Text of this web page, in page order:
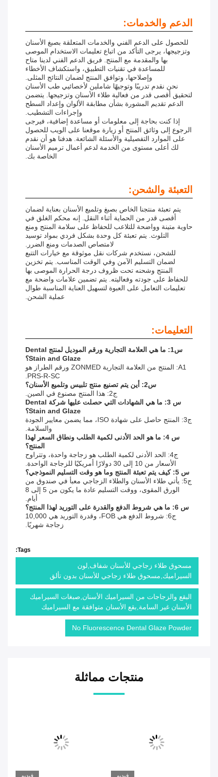
الدعم والخدمات:
للحصول على الدعم الفني والخدمات المتعلقة بصبغ الأسنان
وتزجيجها، يرجى التأكد من اتباع تعليمات الاستخدام الموصى
بها والمقدمة مع المنتج. فريق الدعم الفني لدينا متاح
للمساعدة في تقنيات التطبيق، واستكشاف الأخطاء
وإصلاحها، وتوافق المنتج لضمان النتائج المثلى.
نحن نقدم تدريبًا وتوجيهًا شاملين لأخصائيي طب الأسنان
لتحقيق أقصى قدر من فعالية طلاء الأسنان وتزجيجها. يتضمن
الدعم تقديم المشورة بشأن مطابقة الألوان وإعداد السطح
وإجراءات التشطيب.
إذا كنت بحاجة إلى معلومات أو مساعدة إضافية، فيرجى
الرجوع إلى وثائق المنتج أو زيارة موقعنا على الويب للحصول
على الموارد التفصيلية والأسئلة الشائعة. هدفنا هو أن نقدم
لك أعلى مستوى من الخدمة لدعم أعمال ترميم الأسنان
الخاصة بك.
التعبئة والشحن:
يتم تعبئة منتجنا الخاص بصبغ وتلميع الأسنان بعناية لضمان
أقصى قدر من الحماية أثناء النقل. إنه محكم الغلق في
حاوية متينة وواضحة للتلاعب للحفاظ على سلامة المنتج ومنع
التلوث. يتم تعبئة كل وحدة بشكل فردي بمواد توسيد
لامتصاص الصدمات ومنع الضرر.
للشحن، نستخدم شركات نقل موثوقة مع خيارات التتبع
لضمان التسليم الآمن وفي الوقت المناسب. يتم تخزين
المنتج وشحنه تحت ظروف درجة الحرارة الموصى بها
للحفاظ على جودته وفعاليته. يتم تضمين علامات واضحة مع
تعليمات التعامل على العبوة لتسهيل العناية المناسبة طوال
عملية الشحن.
التعليمات:
س1: ما هي العلامة التجارية ورقم الموديل لمنتج Dental
Stain and Glaze؟
A1: المنتج من العلامة التجارية ZONMED ورقم الطراز هو
PRS-R-SC.
س2: أين يتم تصنيع منتج تلبيس وتلميع الأسنان؟
ج2: هذا المنتج مصنوع في الصين.
س 3: ما هي الشهادات التي حصلت عليها شركة Dental
Stain and Glaze؟
ج3: المنتج حاصل على شهادة ISO، مما يضمن معايير الجودة
والسلامة.
س 4: ما هو الحد الأدنى لكمية الطلب ونطاق السعر لهذا
المنتج؟
ج4: الحد الأدنى لكمية الطلب هو زجاجة واحدة، وتتراوح
الأسعار من 10 إلى 30 دولارًا أمريكيًا للزجاجة الواحدة.
س 5: كيف يتم تعبئة المنتج وما هو وقت التسليم النموذجي؟
ج5: يأتي طلاء الأسنان والطلاء الزجاجي معبأ في صندوق من
الورق المقوى، ووقت التسليم عادة ما يكون من 5 إلى 8
أيام.
س 6: ما هي شروط الدفع والقدرة على التوريد لهذا المنتج؟
ج6: شروط الدفع هي FOB، وقدرة التوريد هي 10,000
زجاجة شهريًا.
Tags:
مسحوق طلاء زجاجي للأسنان شفاف,لون
السيراميك,مسحوق طلاء زجاجي للأسنان بدون تألق
البقع والزجاجات من السيراميك الأسنان,صبغات السيراميك
الأسنان غير السامة,بقع الأسنان متوافقة مع السيراميك
No Fluorescence Dental Glaze Powder
منتجات مماثلة